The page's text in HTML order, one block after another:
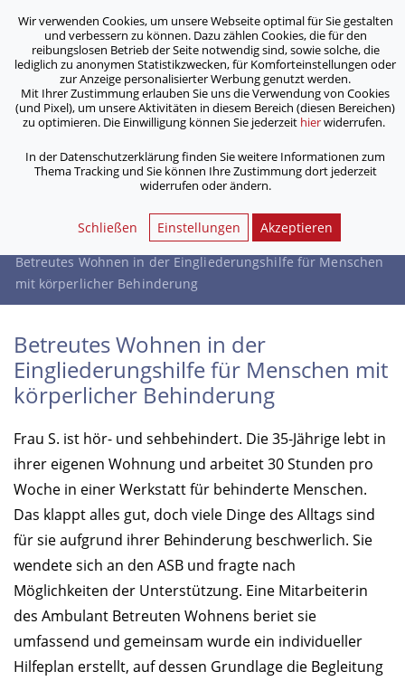
ASB Bonn/Rhein-Sieg/Eifel e.V.
bewegt Menschen
Betreutes Wohnen in der
Eingliederungshilfe für Menschen
mit körperlicher Behinderung
Dienstleistungen /
Ambulante Betreuungsangebote /
Ambulant Betreutes Wohnen /
Betreutes Wohnen in der Eingliederungshilfe für Menschen
mit körperlicher Behinderung
Betreutes Wohnen in der
Eingliederungshilfe für Menschen mit
körperlicher Behinderung
Frau S. ist hör- und sehbehindert. Die 35-Jährige lebt in
ihrer eigenen Wohnung und arbeitet 30 Stunden pro
Woche in einer Werkstatt für behinderte Menschen.
Das klappt alles gut, doch viele Dinge des Alltags sind
für sie aufgrund ihrer Behinderung beschwerlich. Sie
wendete sich an den ASB und fragte nach
Möglichkeiten der Unterstützung. Eine Mitarbeiterin
des Ambulant Betreuten Wohnens beriet sie
umfassend und gemeinsam wurde ein individueller
Hilfeplan erstellt, auf dessen Grundlage die Begleitung
Wir verwenden Cookies, um unsere Webseite optimal für Sie gestalten
und verbessern zu können. Dazu zählen Cookies, die für den
reibungslosen Betrieb der Seite notwendig sind, sowie solche, die
lediglich zu anonymen Statistikzwecken, für Komforteinstellungen oder
zur Anzeige personalisierter Werbung genutzt werden.
Mit Ihrer Zustimmung erlauben Sie uns die Verwendung von Cookies
(und Pixel), um unsere Aktivitäten in diesem Bereich (diesen Bereichen)
zu optimieren. Die Einwilligung können Sie jederzeit hierwiderrufen.
In der Datenschutzerklärung finden Sie weitere Informationen zum
Thema Tracking und Sie können Ihre Zustimmung dort jederzeit
widerrufen oder ändern.
Schließen Einstellungen Akzeptieren